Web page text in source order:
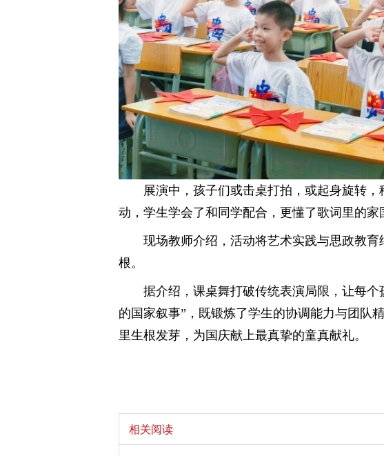
展演中，孩子们或击桌打拍，或起身旋转
动，学生学会了和同学配合，更懂了歌词里的家
现场教师介绍，活动将艺术实践与思政教
根。
据介绍，课桌舞打破传统表演局限，让每
的国家叙事”，既锻炼了学生的协调能力与团队
里生根发芽，为国庆献上最真挚的童真献礼。
相关阅读